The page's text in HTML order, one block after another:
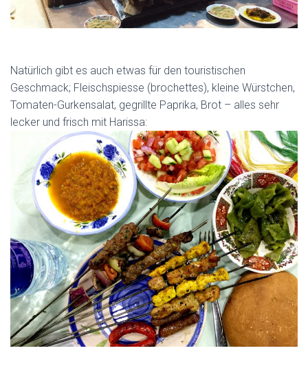
Natürlich gibt es auch etwas für den touristischen
Geschmack; Fleischspiesse (brochettes), kleine Würstchen,
Tomaten-Gurkensalat, gegrillte Paprika, Brot – alles sehr
lecker und frisch mit Harissa: